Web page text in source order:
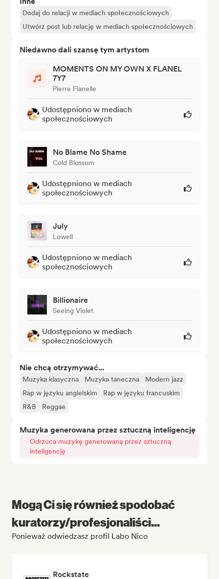
Dodaj do relacji w mediach społecznościowych
Utwórz post lub relację w mediach społecznościowych
Niedawno dali szansę tym artystom
MOMENTS ON MY OWN X FLANEL
7Y7
Pierre Flanelle
Udostępniono w mediach
społecznościowych
No Blame No Shame
Cold Blossom
Udostępniono w mediach
społecznościowych
July
Lowell
Udostępniono w mediach
społecznościowych
Billionaire
Seeing Violet
Udostępniono w mediach
społecznościowych
Nie chcą otrzymywać...
Muzyka klasyczna Muzyka taneczna
Modern jazz
Rap w języku angielskim
Rap w języku francuskim
R&B
Reggae
Muzyka generowana przez sztuczną inteligencję
Odrzuca muzykę generowaną przez sztuczną
inteligencję
Mogą Ci się również spodobać
kuratorzy/profesjonaliści...
Ponieważ odwiedzasz profil Labo Nico
Rockstate